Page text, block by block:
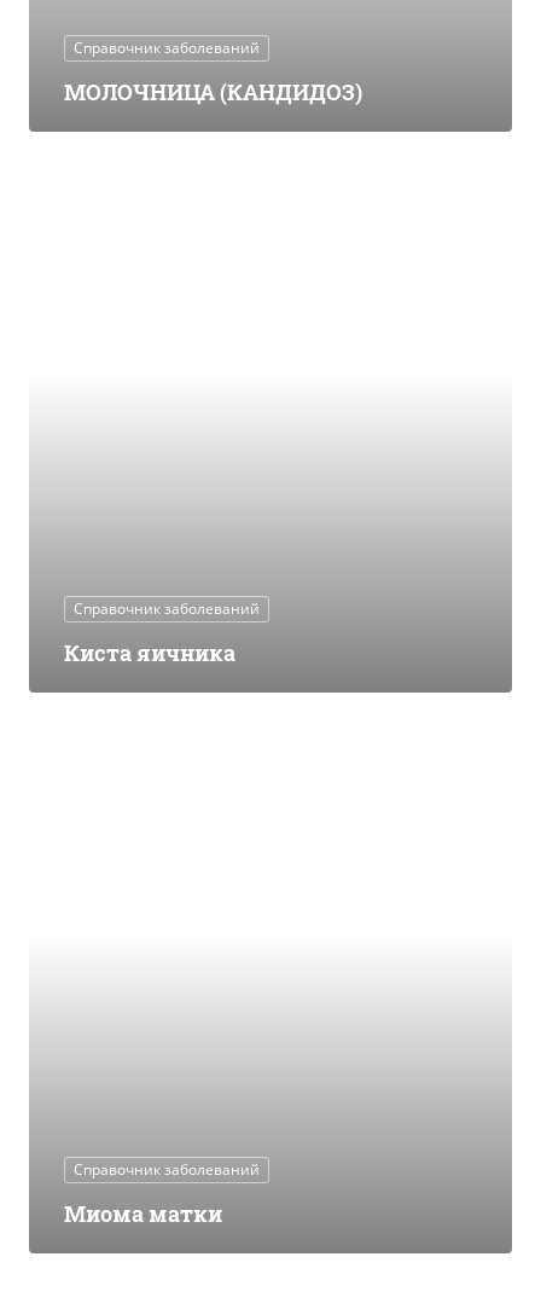
Справочник заболеваний
МОЛОЧНИЦА (КАНДИДОЗ)
Справочник заболеваний
Киста яичника
Справочник заболеваний
Миома матки